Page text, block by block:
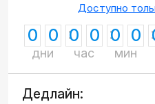
Доступно
0 0
дни
0 0
час
0 0
мин
Дедлайн: